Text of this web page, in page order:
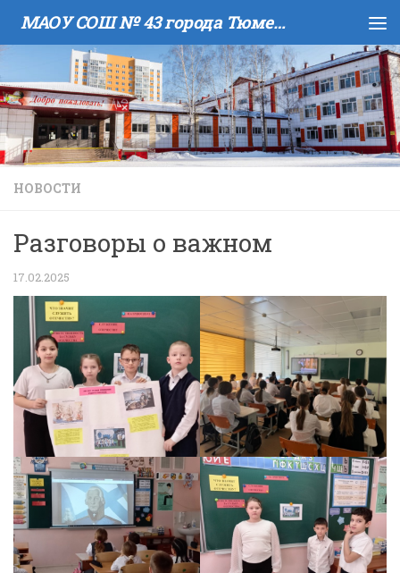
Skip to content МАОУ COШ № 43 города Тюмени имени В.И. Муравленко
НОВОСТИ
Разговоры о важном
17.02.2025